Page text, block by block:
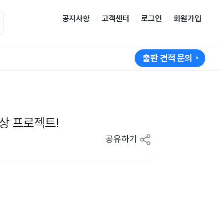
공지사항 고객센터 로그인 회원가입
출판 견적 문의
프로젝트!
공유하기